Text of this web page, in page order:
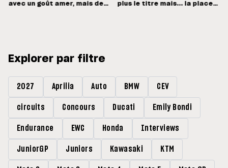
avec un goût amer, mais des
plus le titre mais... la place
Explorer par filtre
2027 Aprilia Auto BMW CEV
circuits Concours Ducati Emily Bondi
Endurance EWC Honda Interviews
JuniorGP Juniors Kawasaki KTM